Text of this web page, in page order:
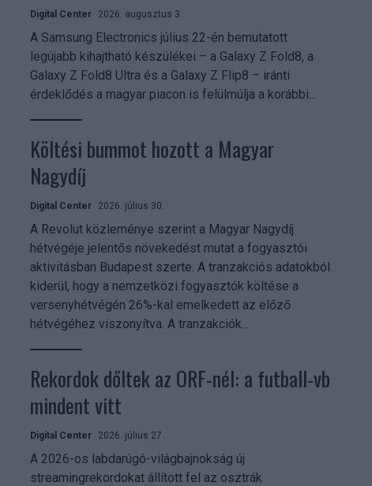
Digital Center 2026. augusztus 3.
A Samsung Electronics július 22-én bemutatott
legújabb kihajtható készülékei – a Galaxy Z Fold8, a
Galaxy Z Fold8 Ultra és a Galaxy Z Flip8 – iránti
érdeklődés a magyar piacon is felülmúlja a korábbi...
Költési bummot hozott a Magyar
Nagydíj
Digital Center 2026. július 30.
A Revolut közleménye szerint a Magyar Nagydíj
hétvégéje jelentős növekedést mutat a fogyasztói
aktivitásban Budapest szerte. A tranzakciós adatokból
kiderül, hogy a nemzetközi fogyasztók költése a
versenyhétvégén 26%-kal emelkedett az előző
hétvégéhez viszonyítva. A tranzakciók...
Rekordok dőltek az ORF-nél: a futball-vb
mindent vitt
Digital Center 2026. július 27.
A 2026-os labdarúgó-világbajnokság új
streamingrekordokat állított fel az osztrák